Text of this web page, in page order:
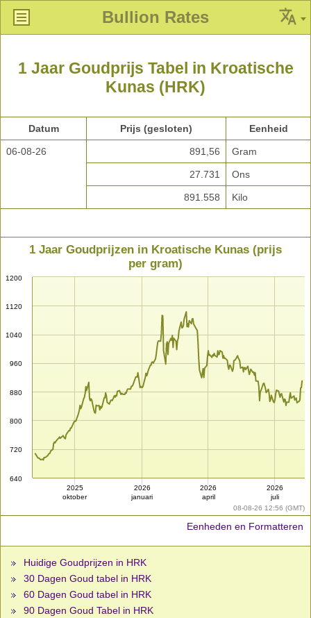
Bullion Rates
1 Jaar Goudprijs Tabel in Kroatische
Kunas (HRK)
Datum Prijs (gesloten) Eenheid
06-08-26 891,56 Gram
27.731 Ons
891.558 Kilo
08-08-26 12:56 (GMT)
1 Jaar Goudprijzen in Kroatische Kunas (prijs
per gram)
640
720
800
880
960
1040
1120
1200
2025
oktober
2026
januari
2026
april
2026
juli
Eenheden en Formatteren
Huidige Goudprijzen in HRK
30 Dagen Goud tabel in HRK
60 Dagen Goud tabel in HRK
90 Dagen Goud Tabel in HRK